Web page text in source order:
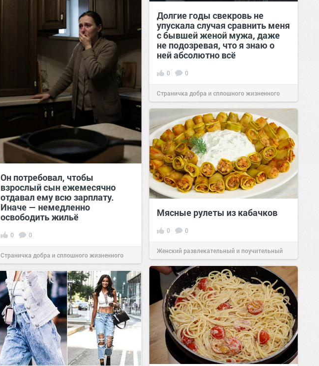
Долгие годы свекровь не
упускала случая сравнить меня
с бывшей женой мужа, даже
не подозревая, что я знаю о
ней абсолютно всё
0 0
Страничка добра и сплошного жизненного
позитива!00:29Сегодня
Он потребовал, чтобы
взрослый сын ежемесячно
отдавал ему всю зарплату.
Иначе — немедленно
освободить жильё
0 0
Страничка добра и сплошного жизненного
позитива!00:29Сегодня
Мясные рулеты из кабачков
0 0
Женский развлекательный и поучительный
сайт.23:41Вчера